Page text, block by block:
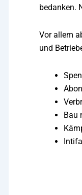
bedanken.
Vor allem
und
Bau